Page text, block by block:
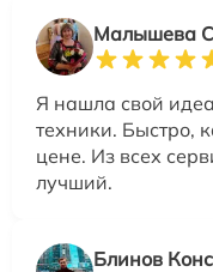
Малышева
Я нашла свой
техники. Быстро,
цене. Из всех
лучший.
Блинов